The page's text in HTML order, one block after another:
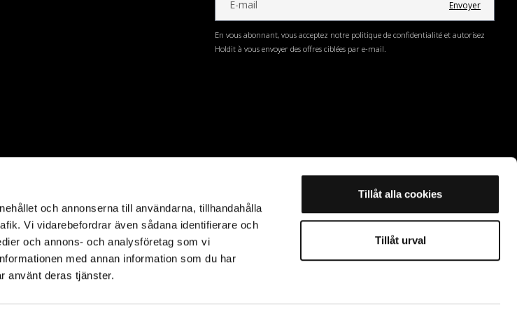
och annonserna till användarna, tillhandahålla
Vi vidarebefordrar även sådana identifierare och
och annons- och analysföretag som vi
med annan information som du har
använt deras tjänster.
Tillåt alla cookies
Tillåt urval
Envoyer
En vous abonnant, vous acceptez notre politique de confidentialité et autorisez
Holdit à vous envoyer des offres ciblées par e-mail.
©2023 Holdit AB